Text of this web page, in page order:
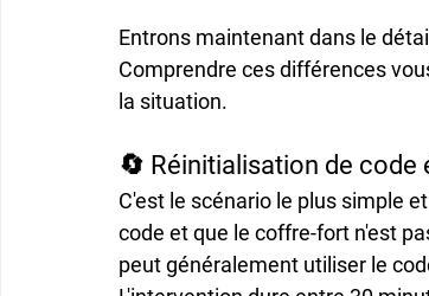
Entrons maintenant dans le
Comprendre ces différences
la situation.
🔄 Réinitialisation de code
C'est le scénario le plus simple
code et que le coffre-fort n'est
peut généralement utiliser le